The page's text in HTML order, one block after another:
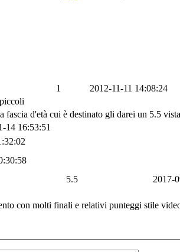
1
2012-11-11 14:08:24
fascia d'età cui è destinato gli darei un 5.5
14 16:53:51
5.5
2017-
con molti finali e relativi punteggi stile